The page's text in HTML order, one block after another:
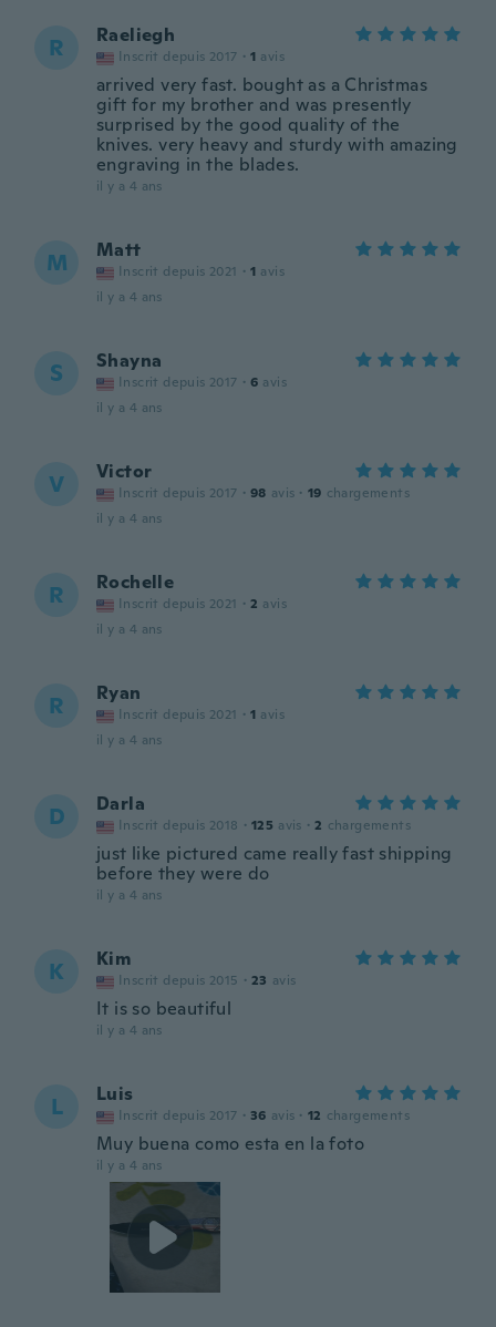
R Raeliegh
Inscrit depuis 2017 · 1 avis
arrived very fast. bought as a Christmas
gift for my brother and was presently
surprised by the good quality of the
knives. very heavy and sturdy with amazing
engraving in the blades.
il y a 4 ans
M Matt
Inscrit depuis 2021 · 1 avis
il y a 4 ans
S Shayna
Inscrit depuis 2017 · 6 avis
il y a 4 ans
V Victor
Inscrit depuis 2017 · 98 avis · 19 chargements
il y a 4 ans
R Rochelle
Inscrit depuis 2021 · 2 avis
il y a 4 ans
R Ryan
Inscrit depuis 2021 · 1 avis
il y a 4 ans
D Darla
Inscrit depuis 2018 · 125 avis · 2 chargements
just like pictured came really fast shipping
before they were do
il y a 4 ans
K Kim
Inscrit depuis 2015 · 23 avis
It is so beautiful
il y a 4 ans
L Luis
Inscrit depuis 2017 · 36 avis · 12 chargements
Muy buena como esta en la foto
il y a 4 ans